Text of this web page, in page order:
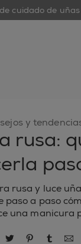
cuidado de uñas
y
rusa:
rusa y luce
paso a paso
una manicura
compartir por
compartir por